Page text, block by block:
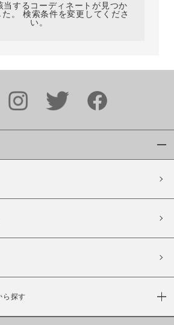
当するコーディネートが見つか
た。 検索条件を変更してくださ
い。
ら探す